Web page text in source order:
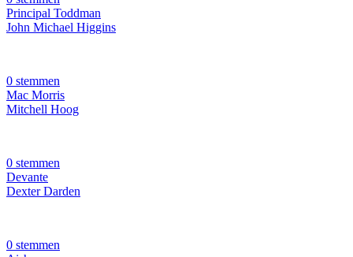
Principal Toddman
John Michael Higgins
0 stemmen
Mac Morris
Mitchell Hoog
0 stemmen
Devante
Dexter Darden
0 stemmen